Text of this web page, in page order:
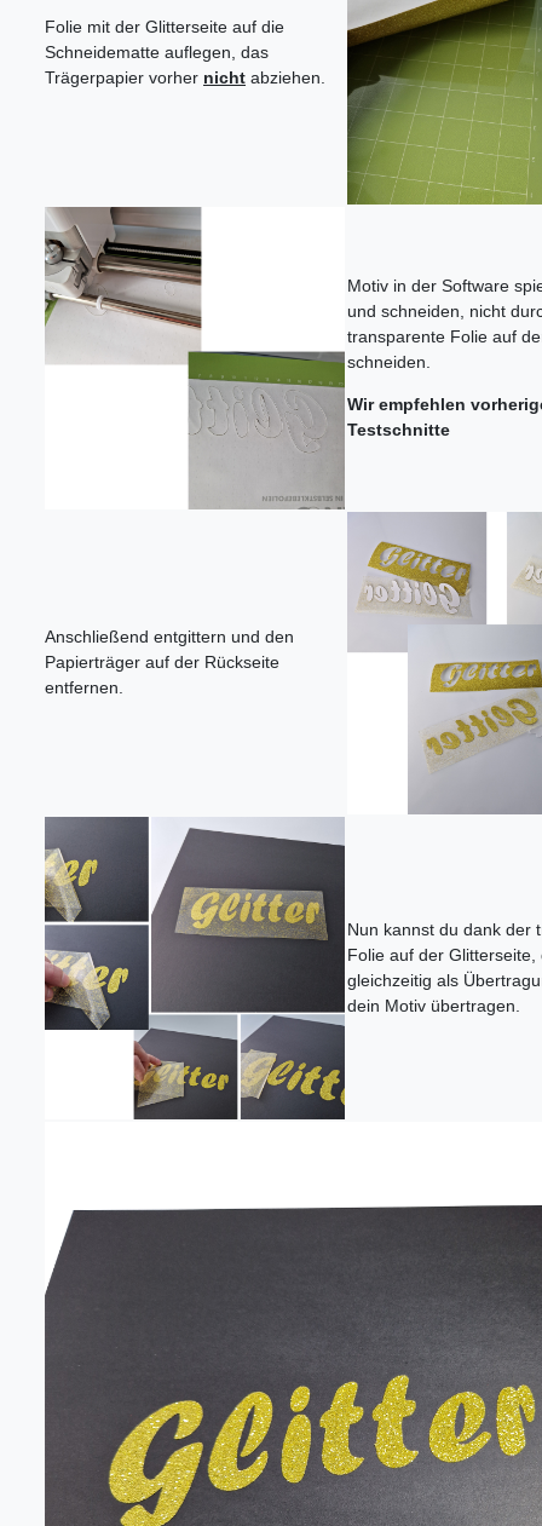
Folie mit der Glitterseite auf die
Schneidematte auflegen, das
Trägerpapier vorher nicht abziehen.
Motiv in der Software
und schneiden, nicht
transparente Folie auf
schneiden.
Wir empfehlen
Testschnitte
Anschließend entgittern und den
Papierträger auf der Rückseite
entfernen.
Nun kannst du dank der
Folie auf der Glitterseite,
gleichzeitig als
dein Motiv übertragen.